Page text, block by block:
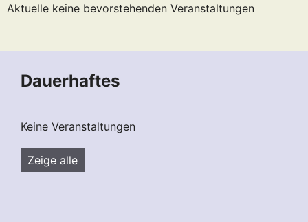
Aktuelle keine bevorstehenden Veranstaltungen
Dauerhaftes
Keine Veranstaltungen
Zeige alle